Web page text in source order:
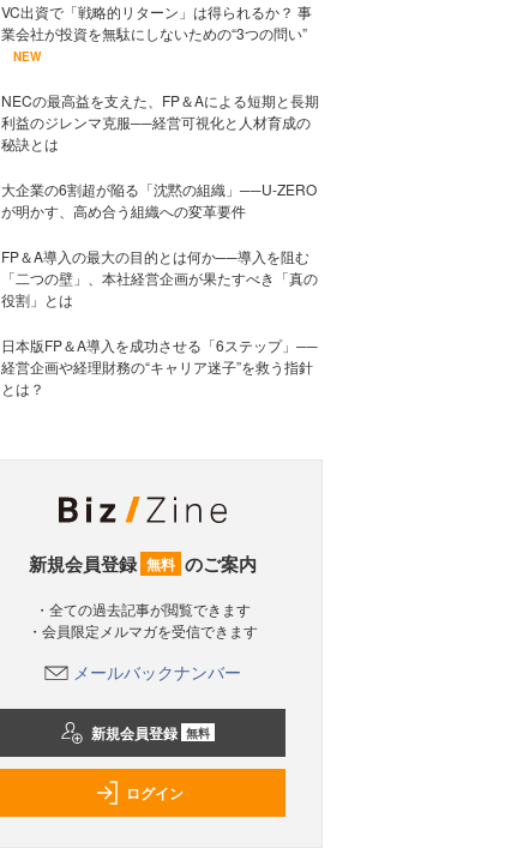
VC出資で「戦略的リターン」は得られるか？ 事
業会社が投資を無駄にしないための“3つの問い”
NEW
NECの最高益を支えた、FP＆Aによる短期と長期
利益のジレンマ克服──経営可視化と人材育成の
秘訣とは
大企業の6割超が陥る「沈黙の組織」──U-ZERO
が明かす、高め合う組織への変革要件
FP＆A導入の最大の目的とは何か──導入を阻む
「二つの壁」、本社経営企画が果たすべき「真の
役割」とは
日本版FP＆A導入を成功させる「6ステップ」──
経営企画や経理財務の“キャリア迷子”を救う指針
とは？
新規会員登録 無料 のご案内
・全ての過去記事が閲覧できます
・会員限定メルマガを受信できます
メールバックナンバー
新規会員登録 無料
ログイン